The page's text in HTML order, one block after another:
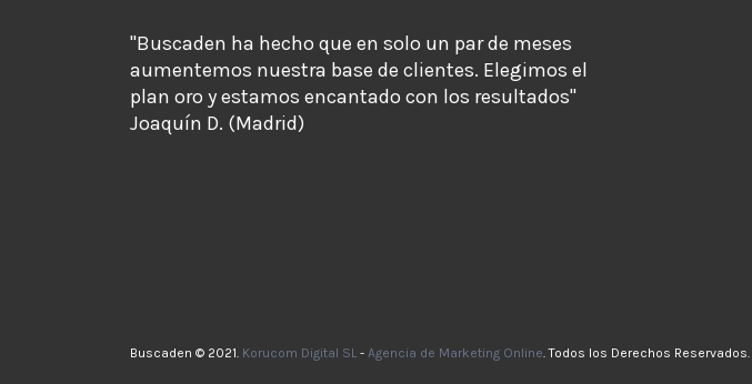
"Buscaden ha hecho que en solo un par de meses
aumentemos nuestra base de clientes. Elegimos el
plan oro y estamos encantado con los resultados"
Joaquín D. (Madrid)
Buscaden © 2021. Korucom Digital SL - Agencia de Marketing Online . Todos los Derechos Reservados.